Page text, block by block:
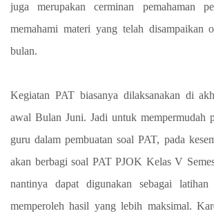
juga merupakan cerminan pemahaman
memahami materi yang telah disampaikan
bulan.
Kegiatan PAT biasanya dilaksanakan di
awal Bulan Juni. Jadi untuk mempermudah
guru dalam pembuatan soal PAT, pada
akan berbagi soal PAT PJOK Kelas V
nantinya dapat digunakan sebagai
memperoleh hasil yang lebih maksimal.